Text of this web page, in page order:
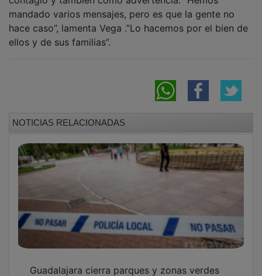
mandado varios mensajes, pero es que la gente no
hace caso”, lamenta Vega .”Lo hacemos por el bien de
ellos y de sus familias”.